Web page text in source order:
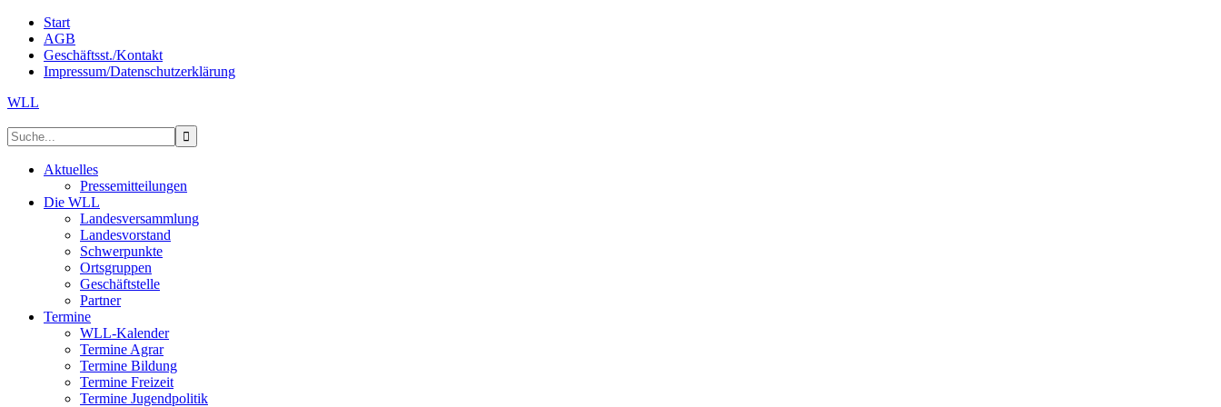
Start
AGB
Geschäftsst./Kontakt
Impressum/Datenschutzerklärung
WLL
Aktuelles
Pressemitteilungen
Die WLL
Landesversammlung
Landesvorstand
Schwerpunkte
Ortsgruppen
Geschäftstelle
Partner
Termine
WLL-Kalender
Termine Agrar
Termine Bildung
Termine Freizeit
Termine Jugendpolitik